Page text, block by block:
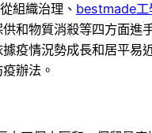
組織治理、 bestmade工
和物質消殺等四方面進
疫情況勢成長和居平易
辦法。